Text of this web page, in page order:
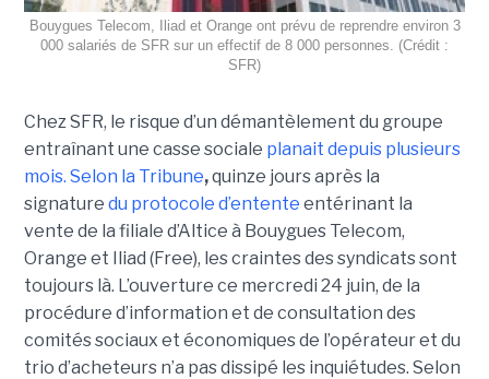
Bouygues Telecom, Iliad et Orange ont prévu de reprendre environ 3
000 salariés de SFR sur un effectif de 8 000 personnes. (Crédit :
SFR)
Chez SFR, le risque d’un démantèlement du groupe
entraînant une casse sociale planait depuis plusieurs
mois. Selon la Tribune,quinze jours après la
signature du protocole d’entente entérinant la
vente de la filiale d’Altice à Bouygues Telecom,
Orange et Iliad (Free), les craintes des syndicats sont
toujours là. L’ouverture ce mercredi 24 juin, de la
procédure d’information et de consultation des
comités sociaux et économiques de l’opérateur et du
trio d’acheteurs n’a pas dissipé les inquiétudes. Selon